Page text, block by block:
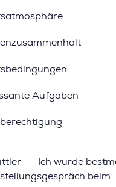
Aufgaben
– Ich wurde
beim